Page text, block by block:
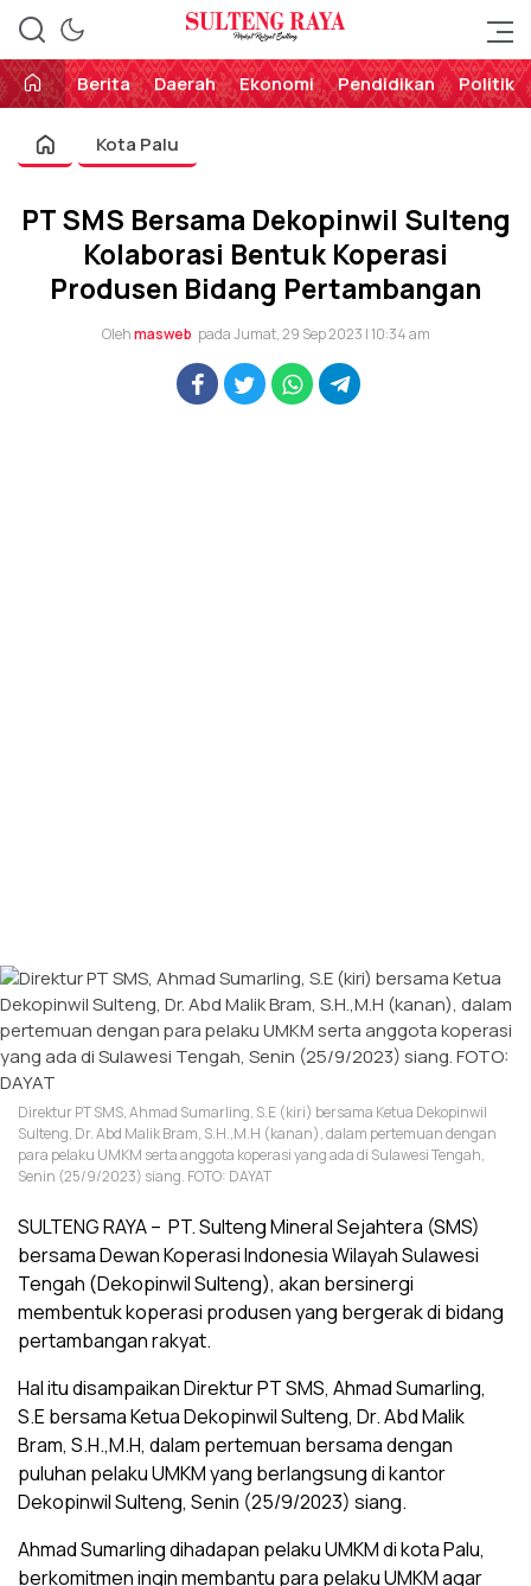
Sulteng Raya
Perekat Rakyat Sulteng
Berita
Daerah Ekonomi Pendidikan Politik
Kota Palu
PT SMS Bersama Dekopinwil Sulteng
Kolaborasi Bentuk Koperasi
Produsen Bidang Pertambangan
Olehmasweb pada Jumat, 29 Sep 2023 | 10:34 am
Direktur PT SMS, Ahmad Sumarling, S.E (kiri) bersama Ketua Dekopinwil
Sulteng, Dr. Abd Malik Bram, S.H.,M.H (kanan), dalam pertemuan dengan
para pelaku UMKM serta anggota koperasi yang ada di Sulawesi Tengah,
Senin (25/9/2023) siang. FOTO: DAYAT
SULTENG RAYA – PT. Sulteng Mineral Sejahtera (SMS)
bersama Dewan Koperasi Indonesia Wilayah Sulawesi
Tengah (Dekopinwil Sulteng), akan bersinergi
membentuk koperasi produsen yang bergerak di bidang
pertambangan rakyat.
Hal itu disampaikan Direktur PT SMS, Ahmad Sumarling,
S.E bersama Ketua Dekopinwil Sulteng, Dr. Abd Malik
Bram, S.H.,M.H, dalam pertemuan bersama dengan
puluhan pelaku UMKM yang berlangsung di kantor
Dekopinwil Sulteng, Senin (25/9/2023) siang.
Ahmad Sumarling dihadapan pelaku UMKM di kota Palu,
berkomitmen ingin membantu para pelaku UMKM agar